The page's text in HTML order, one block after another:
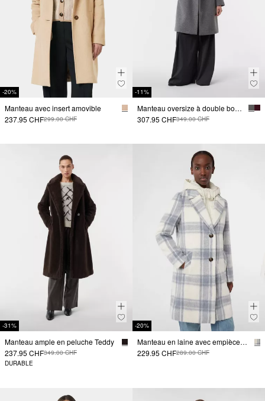
-20%
Manteau avec insert amovible
237.95 CHF299.00 CHF
-11%
Manteau oversize à double boutonnage en laine mélangée
307.95 CHF349.00 CHF
-31%
Manteau ample en peluche Teddy
237.95 CHF349.00 CHF
DURABLE
-20%
Manteau en laine avec empiècement matelassé amovible
229.95 CHF289.00 CHF